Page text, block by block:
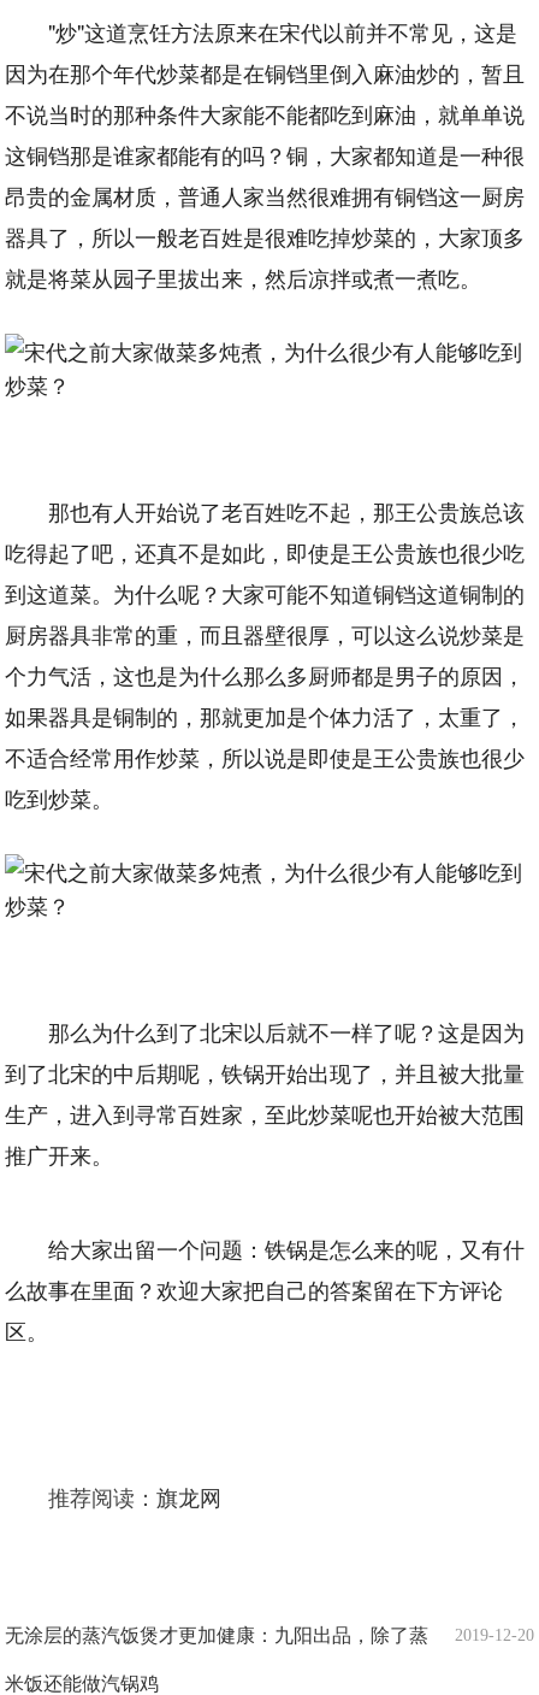
"炒"这道烹饪方法原来在宋代以前并不常见，这是
因为在那个年代炒菜都是在铜铛里倒入麻油炒的，暂且
不说当时的那种条件大家能不能都吃到麻油，就单单说
这铜铛那是谁家都能有的吗？铜，大家都知道是一种很
昂贵的金属材质，普通人家当然很难拥有铜铛这一厨房
器具了，所以一般老百姓是很难吃掉炒菜的，大家顶多
就是将菜从园子里拔出来，然后凉拌或煮一煮吃。
那也有人开始说了老百姓吃不起，那王公贵族总该
吃得起了吧，还真不是如此，即使是王公贵族也很少吃
到这道菜。为什么呢？大家可能不知道铜铛这道铜制的
厨房器具非常的重，而且器壁很厚，可以这么说炒菜是
个力气活，这也是为什么那么多厨师都是男子的原因，
如果器具是铜制的，那就更加是个体力活了，太重了，
不适合经常用作炒菜，所以说是即使是王公贵族也很少
吃到炒菜。
那么为什么到了北宋以后就不一样了呢？这是因为
到了北宋的中后期呢，铁锅开始出现了，并且被大批量
生产，进入到寻常百姓家，至此炒菜呢也开始被大范围
推广开来。
给大家出留一个问题：铁锅是怎么来的呢，又有什
么故事在里面？欢迎大家把自己的答案留在下方评论
区。
推荐阅读：旗龙网
2019-12-20
无涂层的蒸汽饭煲才更加健康：九阳出品，除了蒸
米饭还能做汽锅鸡